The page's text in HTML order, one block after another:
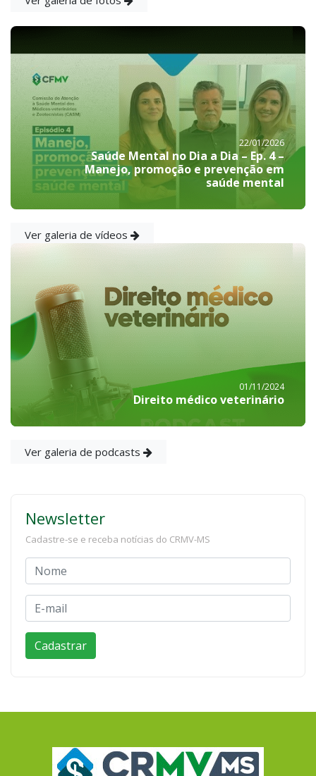
22/01/2026
Saúde Mental no Dia a Dia – Ep. 4 –
Manejo, promoção e prevenção em
saúde mental
Ver galeria de vídeos
01/11/2024
Direito médico veterinário
Ver galeria de podcasts
Newsletter
Cadastre-se e receba notícias do CRMV-MS